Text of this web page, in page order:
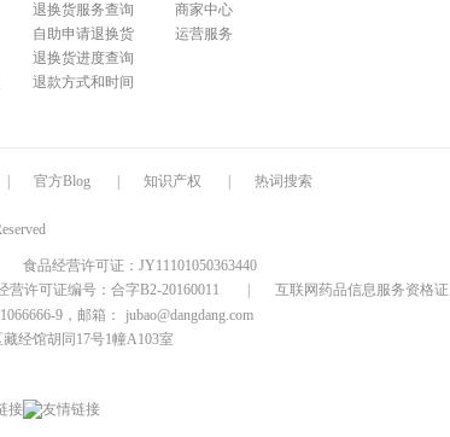
退换货服务查询
自助申请退换货
退换货进度查询
退款方式和时间
商家中心
运营服务
官方Blog 知识产权 热词搜索
食品经营许可证：JY11101050363440
营许可证编号：合字B2-20160011
互联网药品信息服务资格证
9，邮箱：
jubao@dangdang.com
经馆胡同17号1幢A103室